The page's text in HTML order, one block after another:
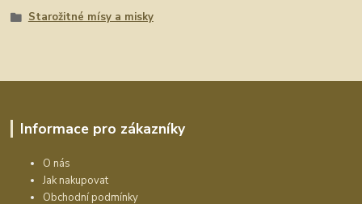
Starožitné mísy a misky
Informace pro zákazníky
O nás
Jak nakupovat
Obchodní podmínky